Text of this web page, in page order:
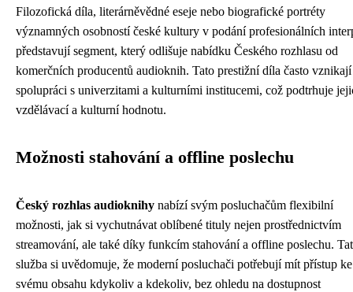
Filozofická díla, literárněvědné eseje nebo biografické portréty
významných osobností české kultury v podání profesionálních
představují segment, který odlišuje nabídku Českého rozhlasu od
komerčních producentů audioknih. Tato prestižní díla často
spolupráci s univerzitami a kulturními institucemi, což podtrhuje
vzdělávací a kulturní hodnotu.
Možnosti stahování a offline poslechu
Český rozhlas audioknihy nabízí svým posluchačům flexibilní
možnosti, jak si vychutnávat oblíbené tituly nejen prostřednictvím
streamování, ale také díky funkcím stahování a offline poslechu.
služba si uvědomuje, že moderní posluchači potřebují mít přístup ke
svému obsahu kdykoliv a kdekoliv, bez ohledu na dostupnost